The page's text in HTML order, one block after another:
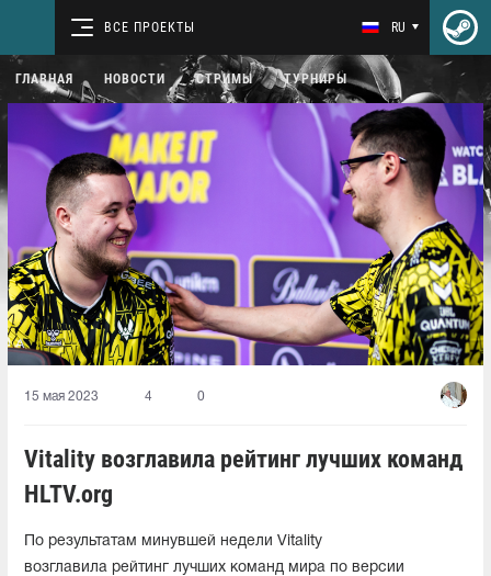
ВСЕ ПРОЕКТЫ RU
ГЛАВНАЯ НОВОСТИ СТРИМЫ ТУРНИРЫ
15 мая 2023 4 0
Vitality возглавила рейтинг лучших команд
HLTV.org
По результатам минувшей недели Vitality
возглавила рейтинг лучших команд мира по версии